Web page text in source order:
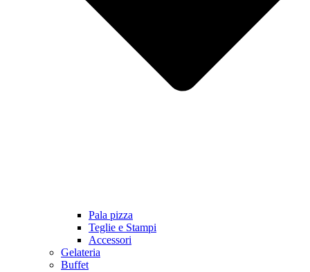
Pala pizza
Teglie e Stampi
Accessori
Gelateria
Buffet